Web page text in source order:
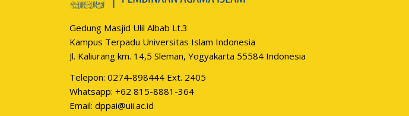
Gedung Masjid Ulil Albab Lt.3
Kampus Terpadu Universitas Islam Indonesia
Jl. Kaliurang km. 14,5 Sleman, Yogyakarta 55584 Indonesia
Telepon: 0274-898444 Ext. 2405
Whatsapp:+62 815-8881-364
Email:dppai@uii.ac.id